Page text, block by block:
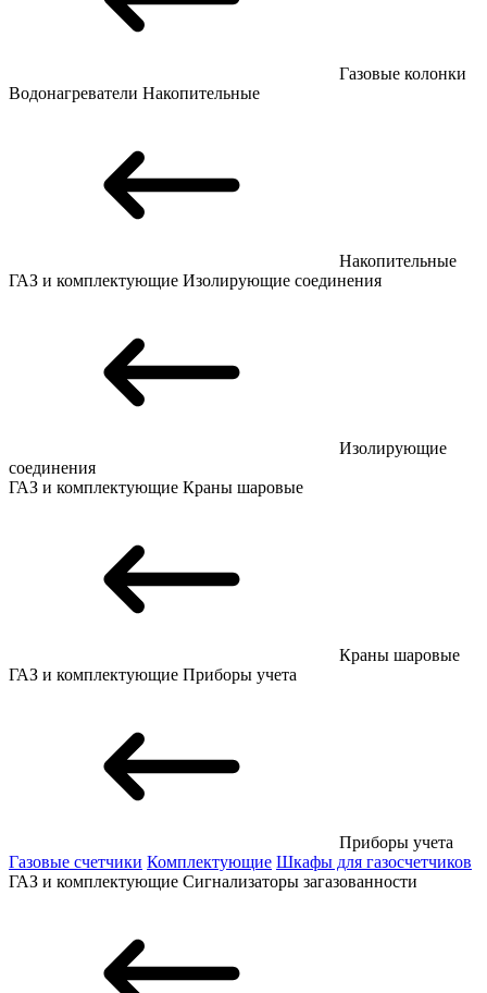
Газовые колонки
Водонагреватели Накопительные
Накопительные
ГАЗ и комплектующие Изолирующие соединения
Изолирующие
соединения
ГАЗ и комплектующие Краны шаровые
Краны шаровые
ГАЗ и комплектующие Приборы учета
Приборы учета
Газовые счетчики Комплектующие Шкафы для газосчетчиков
ГАЗ и комплектующие Сигнализаторы загазованности